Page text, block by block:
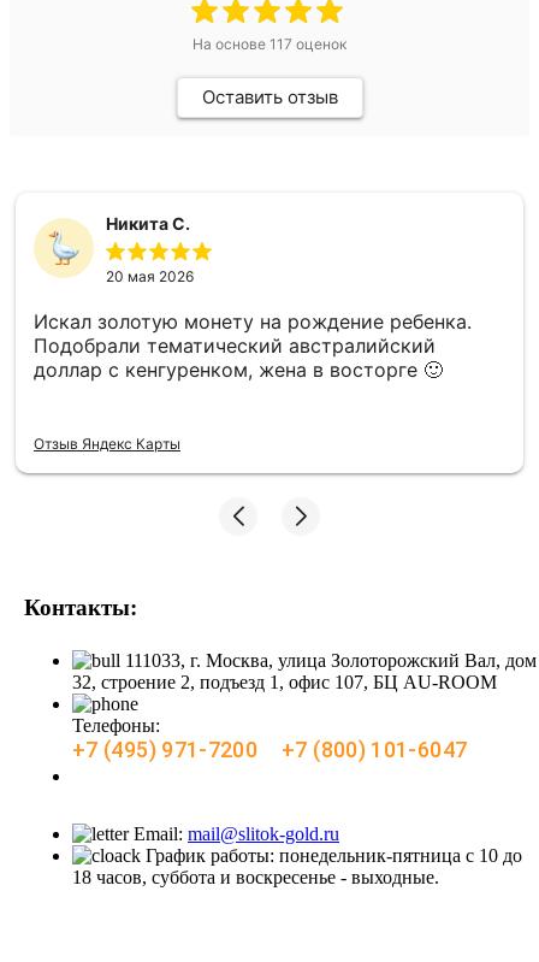
На основе 117 оценок
Оставить отзыв
Никита С.
20 мая 2026
Искал золотую монету на рождение ребенка.
Подобрали тематический австралийский
доллар с кенгуренком, жена в восторге 🙂
Отзыв Яндекс Карты
Контакты:
111033, г. Москва, улица Золоторожский Вал, дом
32, строение 2, подъезд 1, офис 107, БЦ AU-ROOM
Телефоны:
+7 (495) 971-7200 +7 (800) 101-6047
Email: mail@slitok-gold.ru
График работы: понедельник-пятница с 10 до
18 часов, суббота и воскресенье - выходные.